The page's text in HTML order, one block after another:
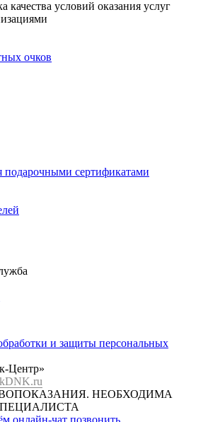
очков
подарочными сертификатами
и защиты персональных
Центр»
НЕОБХОДИМА
онлайн-чат позвонить